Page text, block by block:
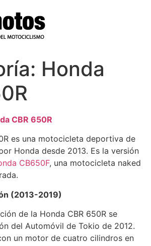
Honda
CBR 650R
es una motocicleta deportiva de
Honda desde 2013. Es la versión
CB650F, una motocicleta naked
(2013-2019)
de la Honda CBR 650R se
del Automóvil de Tokio de 2012.
un motor de cuatro cilindros en